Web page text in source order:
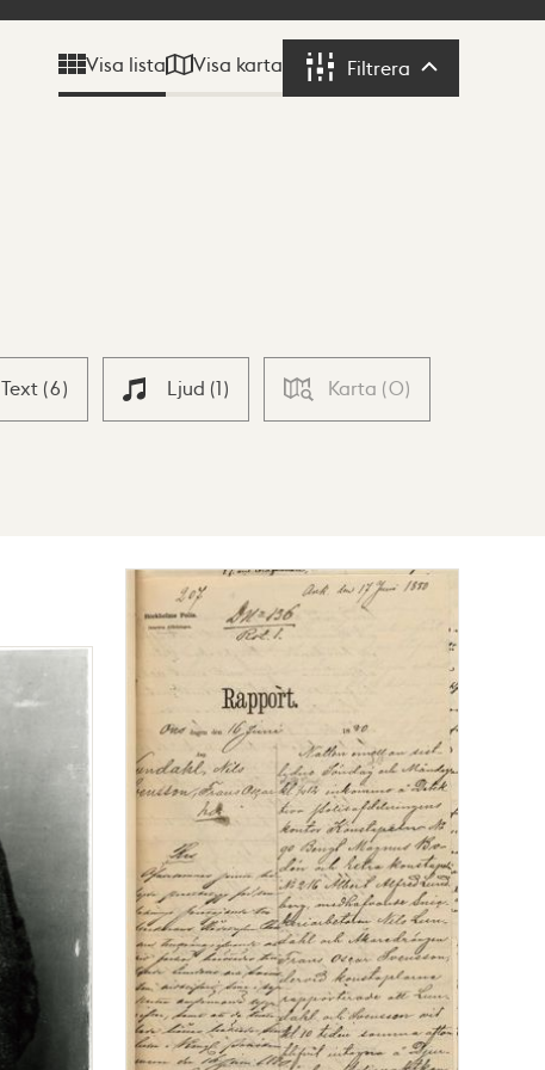
Visa lista Visa karta Filtrera Filtrera
Text (6) Ljud (1) Karta (0)